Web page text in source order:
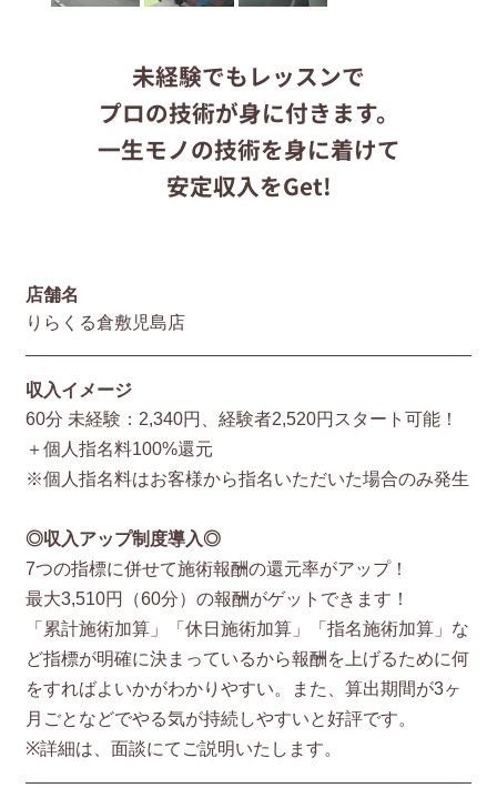
未経験でもレッスンで
プロの技術が身に付きます。
一生モノの技術を身に着けて
安定収入をGet!
店舗名
りらくる倉敷児島店
収入イメージ
60分 未経験：2,340円、経験者2,520円スタート可能！
＋個人指名料100%還元
※個人指名料はお客様から指名いただいた場合のみ発生
◎収入アップ制度導入◎
7つの指標に併せて施術報酬の還元率がアップ！
最大3,510円（60分）の報酬がゲットできます！
「累計施術加算」「休日施術加算」「指名施術加算」な
ど指標が明確に決まっているから報酬を上げるために何
をすればよいかがわかりやすい。また、算出期間が3ヶ
月ごとなどでやる気が持続しやすいと好評です。
※詳細は、面談にてご説明いたします。